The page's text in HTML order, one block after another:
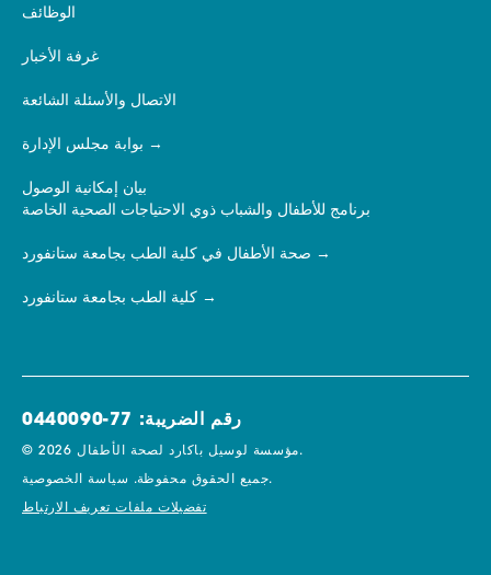
الوظائف
غرفة الأخبار
الاتصال والأسئلة الشائعة
بوابة مجلس الإدارة
بيان إمكانية الوصول
برنامج للأطفال والشباب ذوي الاحتياجات الصحية الخاصة
صحة الأطفال في كلية الطب بجامعة ستانفورد
كلية الطب بجامعة ستانفورد
رقم الضريبة: 77-0440090
© 2026 مؤسسة لوسيل باكارد لصحة الأطفال.
جميع الحقوق محفوظة.سياسة الخصوصية.
تفضيلات ملفات تعريف الارتباط